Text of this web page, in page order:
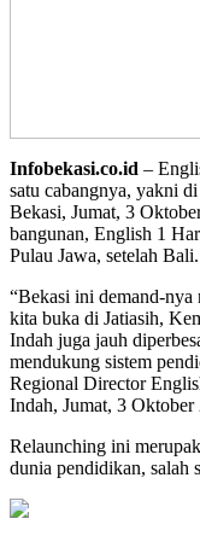
Infobekasi.co.id –
satu cabangnya, yakni
Bekasi, Jumat, 3
bangunan, English 1
Pulau Jawa, setelah Bali.
“Bekasi ini demand-nya
kita buka di Jatiasih,
Indah juga jauh
mendukung sistem
Regional Director
Indah, Jumat, 3 Oktober
Relaunching ini
dunia pendidikan, salah